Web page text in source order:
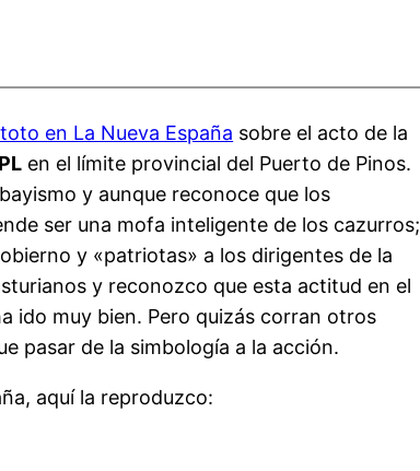
en La Nueva España sobre el acto de la
en el límite provincial del Puerto de Pinos.
y aunque reconoce que los
ser una mofa inteligente de los cazurros;
y «patriotas» a los dirigentes de la
y reconozco que esta actitud en el
ido muy bien. Pero quizás corran otros
pasar de la simbología a la acción.
aquí la reproduzco: